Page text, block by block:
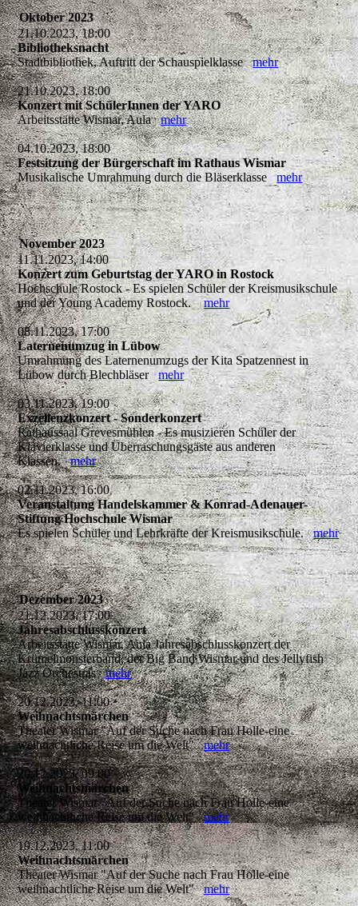
Oktober 2023
21.10.2023, 18:00
Bibliotheksnacht
Stadtbibliothek, Auftritt der Schauspielklassemehr
21.10.2023, 18:00
Konzert mit SchülerInnen der YARO
Arbeitsstätte Wismar, Aulamehr
04.10.2023, 18:00
Festsitzung der Bürgerschaft im Rathaus Wismar
Musikalische Umrahmung durch die Bläserklassemehr
November 2023
11.11.2023, 14:00
Konzert zum Geburtstag der YARO in Rostock
Hochschule Rostock - Es spielen Schüler der Kreismusikschule
und der Young Academy Rostock.mehr
08.11.2023, 17:00
Laternenumzug in Lübow
Umrahmung des Laternenumzugs der Kita Spatzennest in
Lübow durch Blechbläsermehr
03.11.2023, 19:00
Exzellenzkonzert - Sonderkonzert
Rathaussaal Grevesmühlen - Es musizieren Schüler der
Klavierklasse und Überraschungsgäste aus anderen
Klassen.mehr
02.11.2023, 16:00
Veranstaltung Handelskammer & Konrad-Adenauer-
Stiftung Hochschule Wismar
Es spielen Schüler und Lehrkräfte der Kreismusikschule.mehr
Dezember 2023
21.12.2023, 17:00
Jahresabschlusskonzert
Arbeitsstätte Wismar, Aula Jahresabschlusskonzert der
Krümelmonsterband, der Big Band Wismar und des Jellyfish
Jazz Orchestrasmehr
20.12.2023, 11:00
Weihnachtsmärchen
Theater Wismar "Auf der Suche nach Frau Holle-eine
weihnachtliche Reise um die Welt"mehr
20.12.2023, 09:00
Weihnachtsmärchen
Theater Wismar "Auf der Suche nach Frau Holle-eine
weihnachtliche Reise um die Welt"mehr
19.12.2023, 11:00
Weihnachtsmärchen
Theater Wismar "Auf der Suche nach Frau Holle-eine
weihnachtliche Reise um die Welt"mehr